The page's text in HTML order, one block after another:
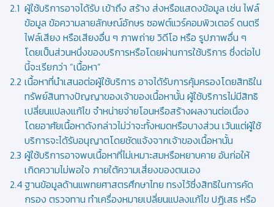
ผู้ใช้บริการอาจได้รับ เข้าถึง สร้าง ส่งหรือแสดงข้อมูล เช่น ไฟล์
ข้อมูล ข้อความลายลักษณ์อักษร ซอฟต์แวร์คอมพิวเตอร์ ดนตรี
ไฟล์เสียง หรือเสียงอื่น ๆ ภาพถ่าย วิดีโอ หรือ รูปภาพอื่น ๆ
โดยเป็นส่วนหนึ่งของบริการหรือโดยผ่านการใช้บริการ ซึ่งต่อไป
นี้จะเรียกว่า “เนื้อหา”
เนื้อหาที่นำเสนอต่อผู้ใช้บริการ อาจได้รับการคุ้มครองโดยสิทธิใน
ทรัพย์สินทางปัญญาของเจ้าของเนื้อหานั้น ผู้ใช้บริการไม่มีสิทธิ
เปลี่ยนแปลงแก้ไข จำหน่ายจ่ายโอนหรือสร้างผลงานต่อเนื่อง
โดยอาศัยเนื้อหาดังกล่าวไม่ว่าจะทั้งหมดหรือบางส่วน เว้นแต่ผู้ใช้
บริการจะได้รับอนุญาตโดยชัดแจ้งจากเจ้าของเนื้อหานั้น
ผู้ใช้บริการอาจพบเนื้อหาที่ไม่เหมาะสมหรือหยาบคาย อันก่อให้
เกิดความไม่พอใจ ภายใต้ความเสี่ยงของตนเอง
ฐานข้อมูลด้านแพทยศาสตรศึกษาไทย ทรงไว้ซึ่งสิทธิในการคัด
กรอง ตรวจทาน ทำเครื่องหมายเปลี่ยนแปลงแก้ไข ปฏิเสธ หรือ